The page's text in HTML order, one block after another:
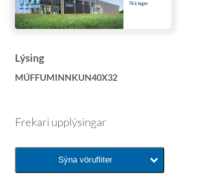
Til á lager
Lýsing
MÚFFUMINNKUN40X32
Frekari upplýsingar
Sýna vörufliter